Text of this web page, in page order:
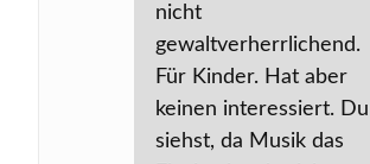
nicht
gewaltverherrlichend.
Für Kinder. Hat aber
keinen interessiert. Du
siehst, da Musik das